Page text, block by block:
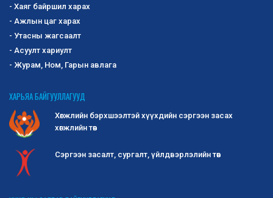
ҮЗЭСГЭЛЭН ХУДАЛДААНД ОРОЛЦУУЛАХ
БҮТЭЭГДЭХҮҮНИЙГ СОНГОН ШАЛГАРУУЛАХ ЗАР
Хөгжлийн бэрхшээлтэй иргэд, асран
бүтээгдэхүүнийг сонго...
-Сангийн сайдын 2019 оны 295 дугаар
хавсралт Маягт 3-02
2025-10-01 1291
- Хаяг байршил харах
- Ажлын цаг харах
- Утасны жагсаалт
- Асуулт хариулт
- Журам, Ном, Гарын авлага
ХАРЬЯА БАЙГУУЛЛАГУУД
Хөгжлийн бэрхшээлтэй хүүхдийн сэргээн засах
хөгжлийн төв
Сэргээн засалт, сургалт, үйлдвэрлэлийн төв